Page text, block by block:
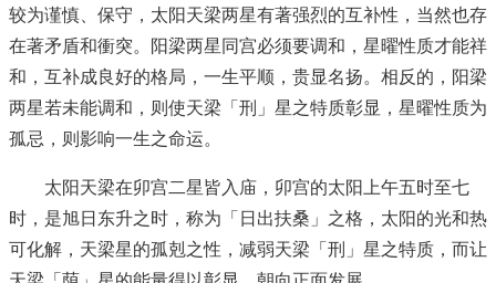
较为谨慎、保守，太阳天梁两星有著强烈的互补性，当然也存
在著矛盾和衝突。阳梁两星同宫必须要调和，星曜性质才能祥
和，互补成良好的格局，一生平顺，贵显名扬。相反的，阳梁
两星若未能调和，则使天梁「刑」星之特质彰显，星曜性质为
孤忌，则影响一生之命运。
太阳天梁在卯宫二星皆入庙，卯宫的太阳上午五时至七
时，是旭日东升之时，称为「日出扶桑」之格，太阳的光和热
可化解，天梁星的孤剋之性，减弱天梁「刑」星之特质，而让